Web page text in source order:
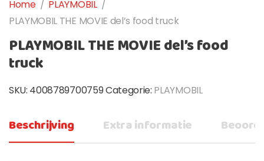
Home / PLAYMOBIL /
PLAYMOBIL THE MOVIE del’s food truck
PLAYMOBIL THE MOVIE del’s food
truck
SKU: 4008789700759Categorie: PLAYMOBIL
Beschrijving Extra informatie